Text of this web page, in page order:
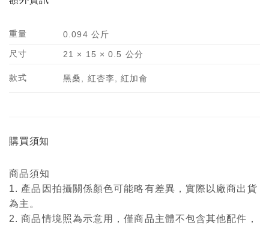
重量
0.094 公斤
尺寸
21 × 15 × 0.5 公分
款式 黑桑, 紅杏李, 紅加侖
購買須知
商品須知
1. 產品因拍攝關係顏色可能略有差異，實際以廠商出貨
為主。
2. 商品情境照為示意用，僅商品主體不包含其他配件，